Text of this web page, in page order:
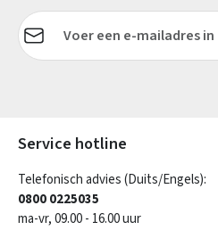
E-mailadres*
Service hotline
Telefonisch advies (Duits/Engels):
0800 0225035
ma-vr, 09.00 - 16.00 uur